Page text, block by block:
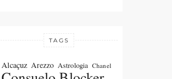
TAGS
Alcaçuz Arezzo Astrologia Chanel